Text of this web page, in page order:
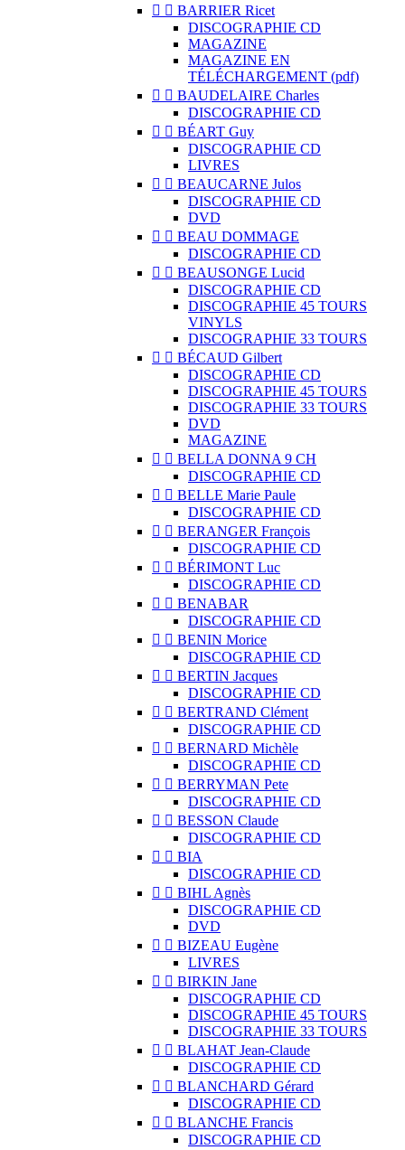
  BARRIER Ricet
DISCOGRAPHIE CD
MAGAZINE
MAGAZINE EN
TÉLÉCHARGEMENT (pdf)
  BAUDELAIRE Charles
DISCOGRAPHIE CD
  BÉART Guy
DISCOGRAPHIE CD
LIVRES
  BEAUCARNE Julos
DISCOGRAPHIE CD
DVD
  BEAU DOMMAGE
DISCOGRAPHIE CD
  BEAUSONGE Lucid
DISCOGRAPHIE CD
DISCOGRAPHIE 45 TOURS
VINYLS
DISCOGRAPHIE 33 TOURS
  BÉCAUD Gilbert
DISCOGRAPHIE CD
DISCOGRAPHIE 45 TOURS
DISCOGRAPHIE 33 TOURS
DVD
MAGAZINE
  BELLA DONNA 9 CH
DISCOGRAPHIE CD
  BELLE Marie Paule
DISCOGRAPHIE CD
  BERANGER François
DISCOGRAPHIE CD
  BÉRIMONT Luc
DISCOGRAPHIE CD
  BENABAR
DISCOGRAPHIE CD
  BENIN Morice
DISCOGRAPHIE CD
  BERTIN Jacques
DISCOGRAPHIE CD
  BERTRAND Clément
DISCOGRAPHIE CD
  BERNARD Michèle
DISCOGRAPHIE CD
  BERRYMAN Pete
DISCOGRAPHIE CD
  BESSON Claude
DISCOGRAPHIE CD
  BIA
DISCOGRAPHIE CD
  BIHL Agnès
DISCOGRAPHIE CD
DVD
  BIZEAU Eugène
LIVRES
  BIRKIN Jane
DISCOGRAPHIE CD
DISCOGRAPHIE 45 TOURS
DISCOGRAPHIE 33 TOURS
  BLAHAT Jean-Claude
DISCOGRAPHIE CD
  BLANCHARD Gérard
DISCOGRAPHIE CD
  BLANCHE Francis
DISCOGRAPHIE CD